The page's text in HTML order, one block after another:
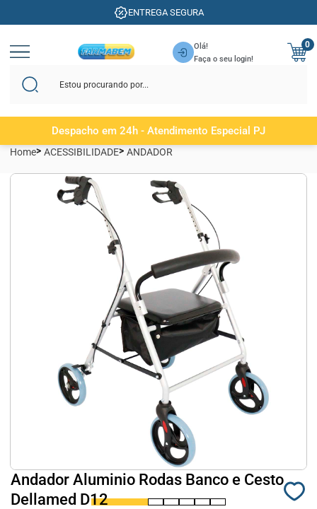
ENTREGA SEGURA
Olá!
Faça o seu login!
0
Despacho em 24h - Atendimento Especial PJ
Home ACESSIBILIDADE ANDADOR
Andador Aluminio Rodas Banco e Cesto
Dellamed D12